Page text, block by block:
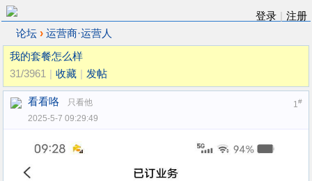
登录
注册
论坛 › 运营商·运营人
我的套餐怎么样
31/3961
收藏 发帖
1#
看看咯
只看他
2025-5-7 09:29:49